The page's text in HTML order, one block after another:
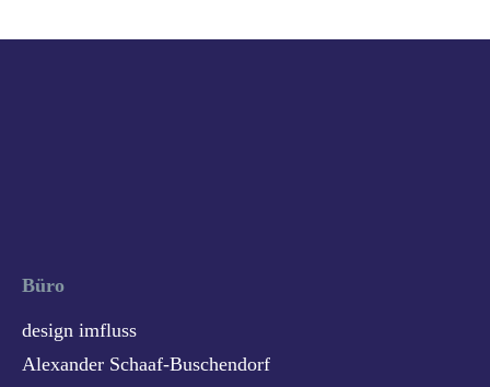
Büro
design imfluss
Alexander Schaaf-Buschendorf